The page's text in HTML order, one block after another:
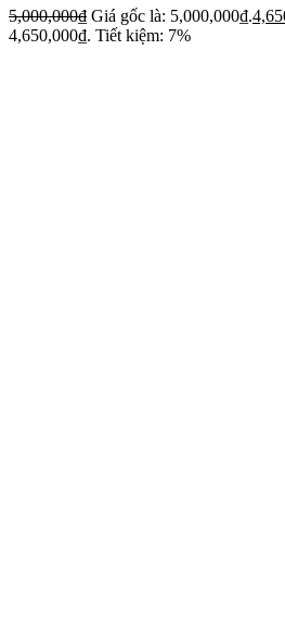
5,000,000₫ Giá gốc là: 5,000,000₫.
4,650,000₫. Tiết kiệm: 7%